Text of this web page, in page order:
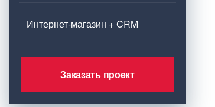
Интернет-магазин + CRM
Заказать проект